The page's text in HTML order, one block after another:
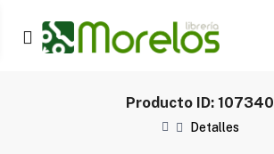
Producto ID: 107340
Detalles